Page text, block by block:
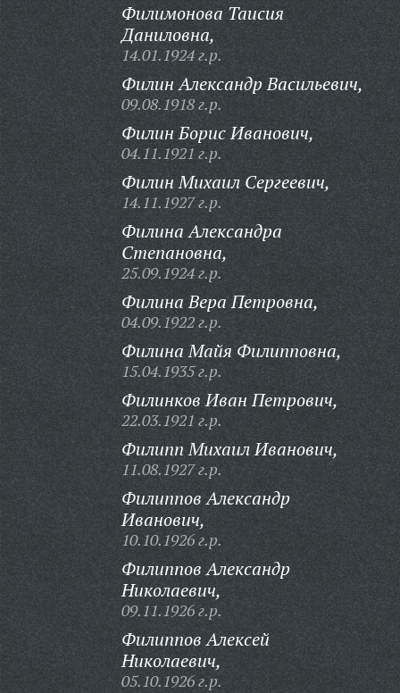
Филимонова Таисия
Даниловна,
14.01.1924 г.р.
Филин Александр Васильевич,
09.08.1918 г.р.
Филин Борис Иванович,
04.11.1921 г.р.
Филин Михаил Сергеевич,
14.11.1927 г.р.
Филина Александра
Степановна,
25.09.1924 г.р.
Филина Вера Петровна,
04.09.1922 г.р.
Филина Майя Филипповна,
15.04.1935 г.р.
Филинков Иван Петрович,
22.03.1921 г.р.
Филипп Михаил Иванович,
11.08.1927 г.р.
Филиппов Александр
Иванович,
10.10.1926 г.р.
Филиппов Александр
Николаевич,
09.11.1926 г.р.
Филиппов Алексей
Николаевич,
05.10.1926 г.р.